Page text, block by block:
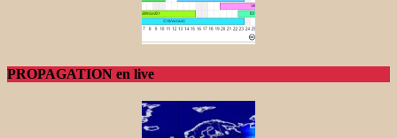
PROPAGATION en live